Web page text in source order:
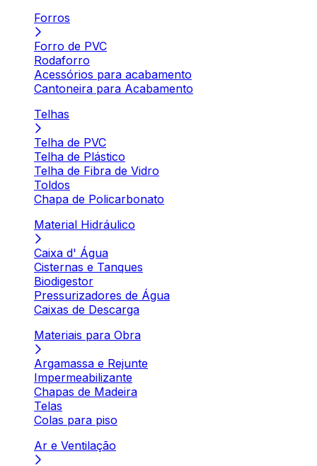
Forros
Forro de PVC
Rodaforro
Acessórios para acabamento
Cantoneira para Acabamento
Telhas
Telha de PVC
Telha de Plástico
Telha de Fibra de Vidro
Toldos
Chapa de Policarbonato
Material Hidráulico
Caixa d' Água
Cisternas e Tanques
Biodigestor
Pressurizadores de Água
Caixas de Descarga
Materiais para Obra
Argamassa e Rejunte
Impermeabilizante
Chapas de Madeira
Telas
Colas para piso
Ar e Ventilação